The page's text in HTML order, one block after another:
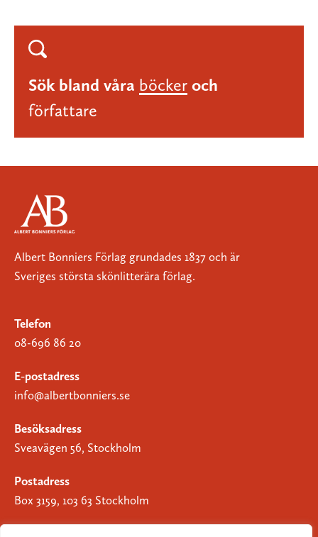
Sök bland våra böcker och
författare
Albert Bonniers Förlag grundades 1837 och är
Sveriges största skönlitterära förlag.
Telefon
08-696 86 20
E-postadress
info@albertbonniers.se
Besöksadress
Sveavägen 56, Stockholm
Postadress
Box 3159, 103 63 Stockholm